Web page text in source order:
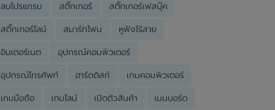
ลบโปรแกรม สติ๊กเกอร์ สติ๊กเกอร์เฟสบุ๊ค
สติ๊กเกอร์ไลน์ สมาร์ทโฟน หูฟังไร้สาย
อินเตอร์เนต อุปกรณ์คอมพิวเตอร์
อุปกรณ์โทรศัพท์ ฮาร์ดดิสก์ เกมคอมพิวเตอร์
เกมมือถือ เกมไลน์ เปิดตัวสินค้า เมนบอร์ด